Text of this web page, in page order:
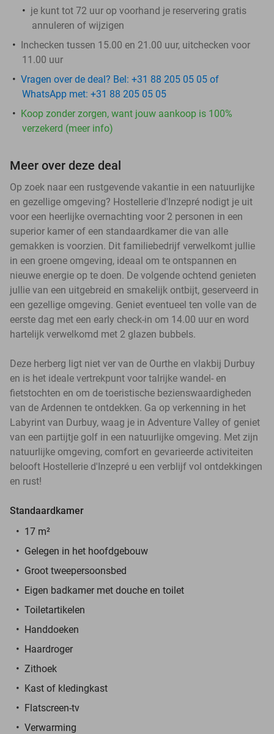
je kunt tot 72 uur op voorhand je reservering gratis
annuleren of wijzigen
Inchecken tussen 15.00 en 21.00 uur, uitchecken voor
11.00 uur
Vragen over de deal? Bel: +31 88 205 05 05 of
WhatsApp met: +31 88 205 05 05
Koop zonder zorgen, want jouw aankoop is 100%
verzekerd (meer info)
Meer over deze deal
Op zoek naar een rustgevende vakantie in een natuurlijke
en gezellige omgeving? Hostellerie d'Inzepré nodigt je uit
voor een heerlijke overnachting voor 2 personen in een
superior kamer of een standaardkamer die van alle
gemakken is voorzien. Dit familiebedrijf verwelkomt jullie
in een groene omgeving, ideaal om te ontspannen en
nieuwe energie op te doen. De volgende ochtend genieten
jullie van een uitgebreid en smakelijk ontbijt, geserveerd in
een gezellige omgeving. Geniet eventueel ten volle van de
eerste dag met een early check-in om 14.00 uur en word
hartelijk verwelkomd met 2 glazen bubbels.
Deze herberg ligt niet ver van de Ourthe en vlakbij Durbuy
en is het ideale vertrekpunt voor talrijke wandel- en
fietstochten en om de toeristische bezienswaardigheden
van de Ardennen te ontdekken. Ga op verkenning in het
Labyrint van Durbuy, waag je in Adventure Valley of geniet
van een partijtje golf in een natuurlijke omgeving. Met zijn
natuurlijke omgeving, comfort en gevarieerde activiteiten
belooft Hostellerie d'Inzepré u een verblijf vol ontdekkingen
en rust!
Standaardkamer
17 m²
Gelegen in het hoofdgebouw
Groot tweepersoonsbed
Eigen badkamer met douche en toilet
Toiletartikelen
Handdoeken
Haardroger
Zithoek
Kast of kledingkast
Flatscreen-tv
Verwarming